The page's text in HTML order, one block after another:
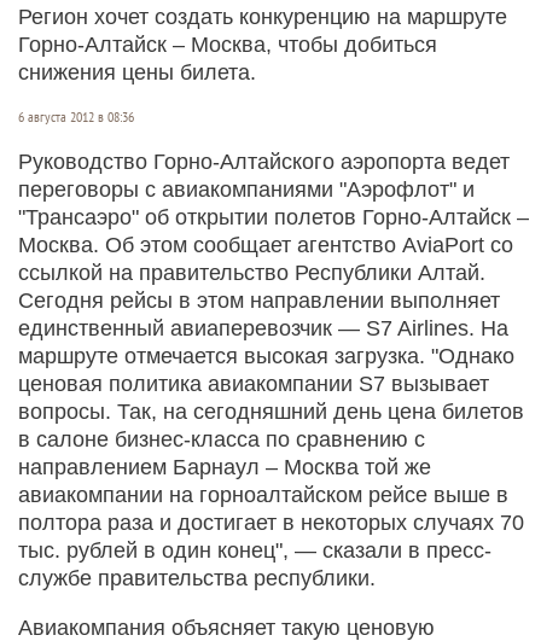
Регион хочет создать конкуренцию на маршруте
Горно-Алтайск – Москва, чтобы добиться
снижения цены билета.
6 августа 2012 в 08:36
Руководство Горно-Алтайского аэропорта ведет
переговоры с авиакомпаниями "Аэрофлот" и
"Трансаэро" об открытии полетов Горно-Алтайск –
Москва. Об этом сообщает агентство AviaPort со
ссылкой на правительство Республики Алтай.
Сегодня рейсы в этом направлении выполняет
единственный авиаперевозчик — S7 Airlines. На
маршруте отмечается высокая загрузка. "Однако
ценовая политика авиакомпании S7 вызывает
вопросы. Так, на сегодняшний день цена билетов
в салоне бизнес-класса по сравнению с
направлением Барнаул – Москва той же
авиакомпании на горноалтайском рейсе выше в
полтора раза и достигает в некоторых случаях 70
тыс. рублей в один конец", — сказали в пресс-
службе правительства республики.
Авиакомпания объясняет такую ценовую